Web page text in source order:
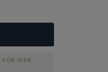
FÜR 165€